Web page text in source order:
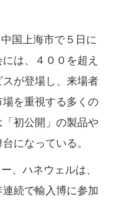
国上海市で５日に
は、４００を超え
が登場し、来場者
を重視する多くの
初公開」の製品や
になっている。
、ハネウェルは、
続で輸入博に参加